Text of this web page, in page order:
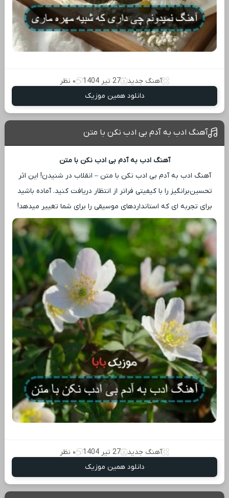
آهنگ جدید 27 تیر 1404
۰ نظر
دانلود همین موزیک
آهنگ ادب به آدم بی ادب نکن با متن
آهنگ ادب به آدم بی ادب نکن با متن
آهنگ ادب به آدم بی ادب نکن با متن – انقلاب در شنیدن! این اثر
تحسین‌برانگیز را با کیفیتی فراتر از انتظار دریافت کنید. آماده باشید
برای تجربه ‌ای که استانداردهای موسیقی را برای شما تغییر میدهد!
آهنگ جدید 27 تیر 1404
۰ نظر
دانلود همین موزیک